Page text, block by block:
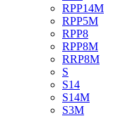
RPP14M
RPP5M
RPP8
RPP8M
RRP8M
S
S14
S14M
S3M